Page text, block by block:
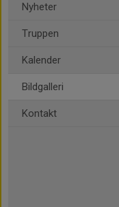
Nyheter
Truppen
Kalender
Bildgalleri
Kontakt